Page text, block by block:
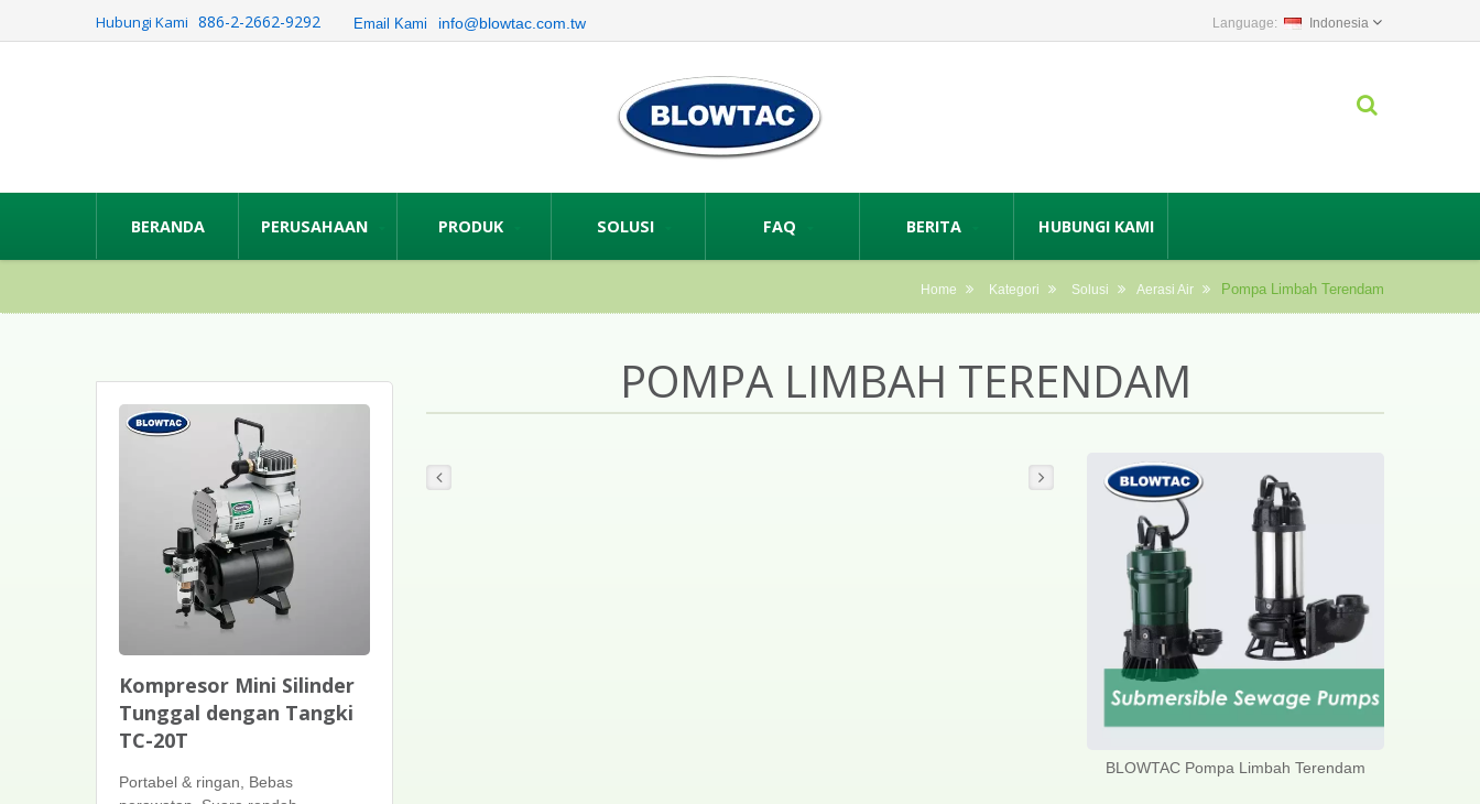
Hubungi Kami 886-2-2662-9292 Email Kami info@blowtac.com.tw Indonesia
BERANDA PERUSAHAAN PRODUK SOLUSI FAQ BERITA HUBUNGI KAMI
Home Kategori Solusi Aerasi Air Pompa Limbah Terendam
Kompresor Mini Silinder
Tunggal dengan Tangki
TC-20T
Portabel & ringan, Bebas
POMPA LIMBAH TERENDAM
BLOWTAC Pompa Limbah Terendam